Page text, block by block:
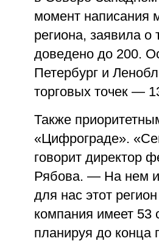
момент написания
региона, заявила о
доведено до 200.
Петербург и
торговых точек —
Также
«Цифрограде».
говорит директор
Рябова. — На нем
для нас этот
компания имеет 53
планируя до конца